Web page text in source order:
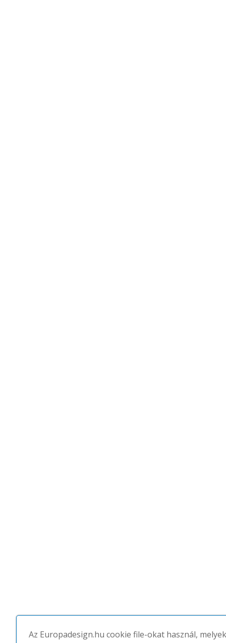
Az Europadesign.hu cookie file-okat használ,